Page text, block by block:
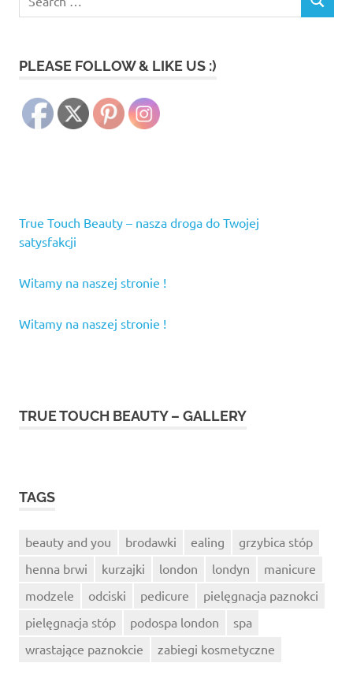
for:
SEARCH
PLEASE FOLLOW & LIKE US :)
True Touch Beauty – nasza droga do Twojej
satysfakcji
Witamy na naszej stronie !
Witamy na naszej stronie !
TRUE TOUCH BEAUTY – GALLERY
TAGS
beauty and you brodawki ealing
grzybica stóp
henna brwi
kurzajki london londyn
manicure
modzele
odciski pedicure
pielęgnacja paznokci
pielęgnacja stóp
podospa london
spa
wrastające paznokcie
zabiegi kosmetyczne